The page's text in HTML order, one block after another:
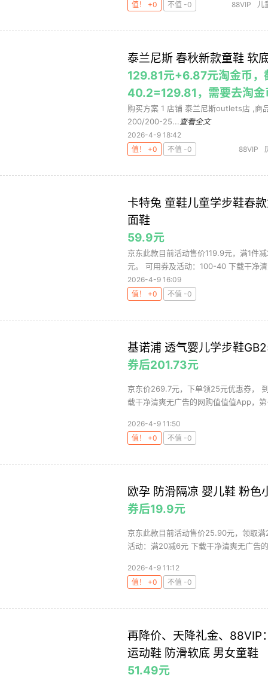
值！ +0 不值 -0 88VIP 儿
泰兰尼斯 春秋新款童鞋 软
129.81元+6.87元淘金币
40.2=129.81，需要去淘金
购买方案 1 店铺 泰兰尼斯outlets店 ,
200/200-25... 查看全文
2026-4-9 18:42
值！ +0
不值 -0 88VIP
卡特兔 童鞋儿童学步鞋春
面鞋
59.9元
京东此款目前活动售价119.9元，满1件
元。 可用券及活动：100-40 下载干净
2026-4-9 16:09
值！ +0
不值 -0
基诺浦 透气婴儿学步鞋
券后201.73元
京东价269.7元，下单领25元优惠券，
载干净清爽无广告的网购值值值App，
2026-4-9 11:50
值！ +0
不值 -0
欧孕 防滑隔凉 婴儿鞋 粉色
券后19.9元
京东此款目前活动售价25.90元，领取
活动：满20减6元 下载干净清爽无广告
2026-4-9 11:12
值！ +0
不值 -0
再降价、天降礼金、88VIP
运动鞋 防滑软底 男女童鞋
51.49元